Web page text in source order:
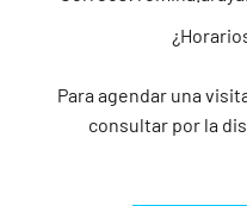
Para agendar una
consultar por la